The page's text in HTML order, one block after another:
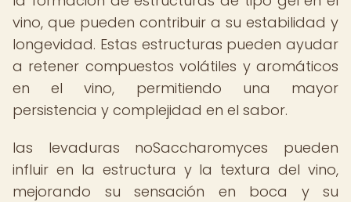
vino, que pueden contribuir a su estabilidad y
longevidad. Estas estructuras pueden ayudar
a retener compuestos volátiles y aromáticos
en el vino, permitiendo una mayor
persistencia y complejidad en el sabor.
las levaduras noSaccharomyces pueden
influir en la estructura y la textura del vino,
mejorando su sensación en boca y su